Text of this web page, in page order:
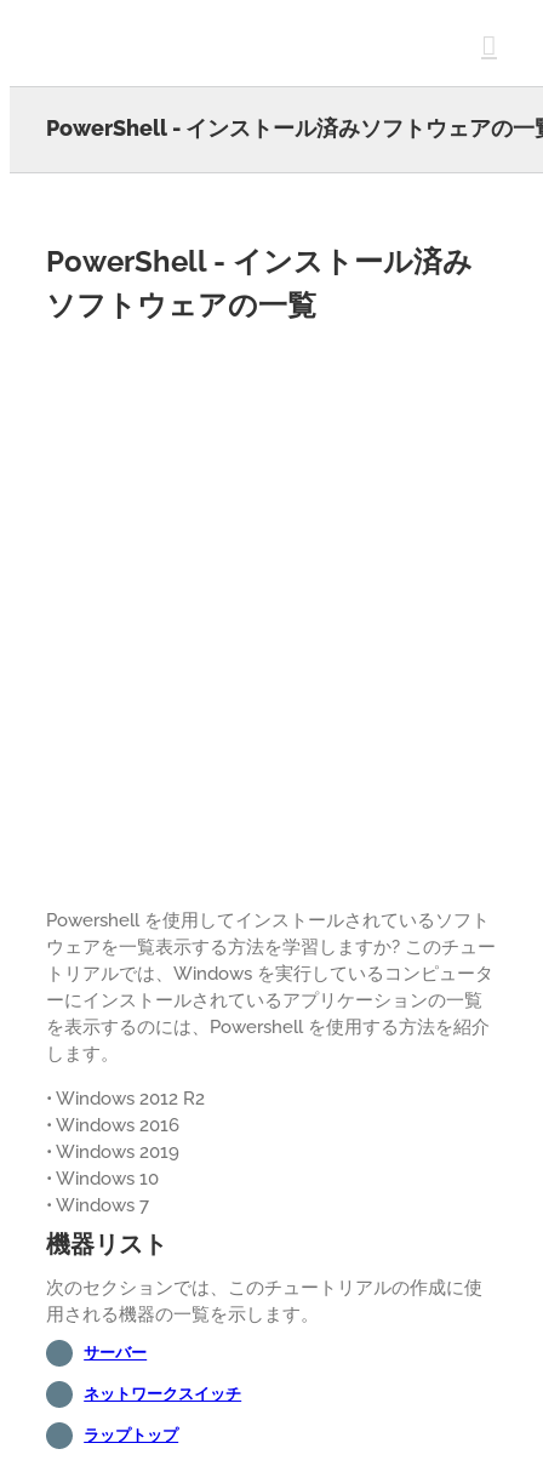
PowerShell - インストール済みソフトウェアの一
PowerShell - インストール済み
ソフトウェアの一覧
Powershell を使用してインストールされているソフト
ウェアを一覧表示する方法を学習しますか? このチュー
トリアルでは、Windows を実行しているコンピュータ
ーにインストールされているアプリケーションの一覧
を表示するのには、Powershell を使用する方法を紹介
します。
• Windows 2012 R2
• Windows 2016
• Windows 2019
• Windows 10
• Windows 7
機器リスト
次のセクションでは、このチュートリアルの作成に使
用される機器の一覧を示します。
サーバー
ネットワークスイッチ
ラップトップ